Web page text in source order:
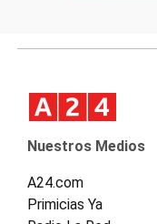
Nuestros Medios
A24.com
Primicias Ya